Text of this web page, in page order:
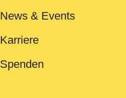
News & Events
Karriere
Spenden